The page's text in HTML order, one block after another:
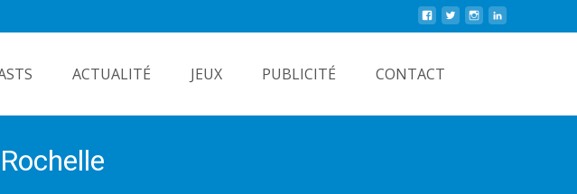
ACTUALITÉ JEUX PUBLICITÉ CONTACT